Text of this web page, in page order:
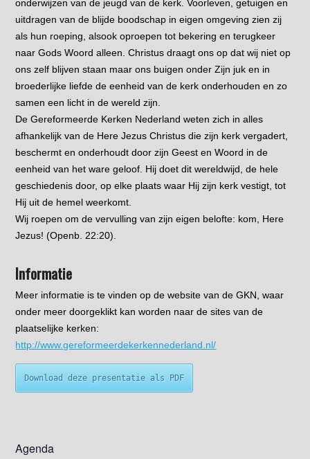
onderwijzen van de jeugd van de kerk. Voorleven, getuigen en
uitdragen van de blijde boodschap in eigen omgeving zien zij
als hun roeping, alsook oproepen tot bekering en terugkeer
naar Gods Woord alleen. Christus draagt ons op dat wij niet op
ons zelf blijven staan maar ons buigen onder Zijn juk en in
broederlijke liefde de eenheid van de kerk onderhouden en zo
samen een licht in de wereld zijn.
De Gereformeerde Kerken Nederland weten zich in alles
afhankelijk van de Here Jezus Christus die zijn kerk vergadert,
beschermt en onderhoudt door zijn Geest en Woord in de
eenheid van het ware geloof. Hij doet dit wereldwijd, de hele
geschiedenis door, op elke plaats waar Hij zijn kerk vestigt, tot
Hij uit de hemel weerkomt.
Wij roepen om de vervulling van zijn eigen belofte: kom, Here
Jezus! (Openb. 22:20).
Informatie
Meer informatie is te vinden op de website van de GKN, waar
onder meer doorgeklikt kan worden naar de sites van de
plaatselijke kerken:
http://www.gereformeerdekerkennederland.nl/
Download deze presentatie als PDF
Agenda